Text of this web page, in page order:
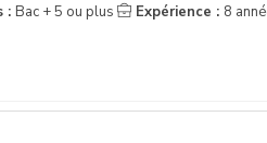
: Bac + 5 ou plus Expérience : 8